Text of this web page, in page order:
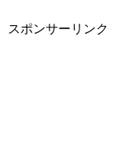
スポンサーリンク